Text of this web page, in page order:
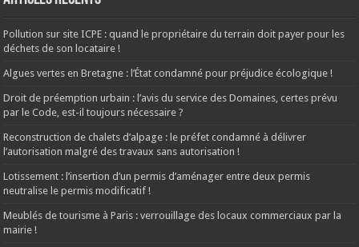
Pollution sur site ICPE : quand le propriétaire du terrain doit payer pour les
déchets de son locataire !
Algues vertes en Bretagne : l’État condamné pour préjudice écologique !
Droit de préemption urbain : l’avis du service des Domaines, certes prévu
par le Code, est-il toujours nécessaire ?
Reconstruction de chalets d’alpage : le préfet condamné à délivrer
l’autorisation malgré des travaux sans autorisation !
Lotissement : l’insertion d’un permis d’aménager entre deux permis
neutralise le permis modificatif !
Meublés de tourisme à Paris : verrouillage des locaux commerciaux par la
mairie !